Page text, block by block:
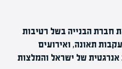
חברת הבנייה בשל רטיבות
תאונה, ואירועים
של ישראל והמלצות